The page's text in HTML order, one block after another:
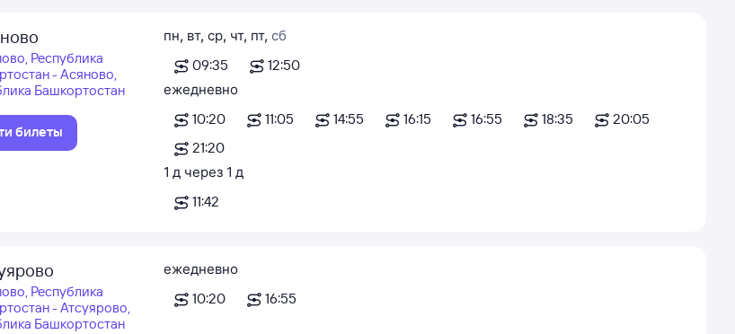
Республика
- Асяново,
Башкортостан
билеты
пн, вт, ср, чт, пт, сб
09:35
12:50
ежедневно
10:20
11:05 14:55 16:15 16:55 18:35
20:05
21:20
1 д через 1 д
11:42
Республика
- Атсуярово,
Башкортостан
ежедневно
10:20
16:55